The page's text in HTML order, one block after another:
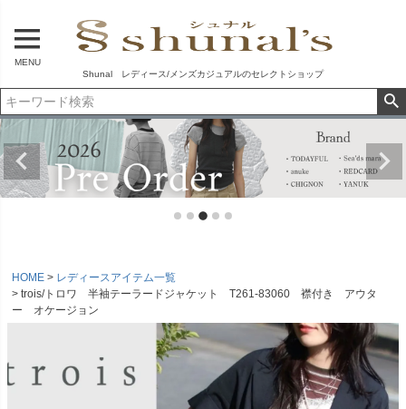
MENU
Shunal レディース/メンズカジュアルのセレクトショップ
HOME
レディースアイテム一覧
trois/トロワ 半袖テーラードジャケット T261-83060 襟付き アウタ
ー オケージョン